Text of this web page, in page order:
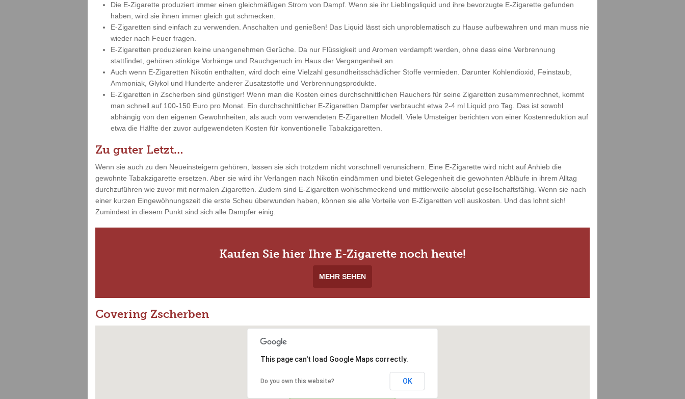
Die E-Zigarette produziert immer einen gleichmäßigen Strom von Dampf. Wenn sie ihr Lieblingsliquid und ihre bevorzugte E-Zigarette gefunden
haben, wird sie ihnen immer gleich gut schmecken.
E-Zigaretten sind einfach zu verwenden. Anschalten und genießen! Das Liquid lässt sich unproblematisch zu Hause aufbewahren und man muss nie
wieder nach Feuer fragen.
E-Zigaretten produzieren keine unangenehmen Gerüche. Da nur Flüssigkeit und Aromen verdampft werden, ohne dass eine Verbrennung
stattfindet, gehören stinkige Vorhänge und Rauchgeruch im Haus der Vergangenheit an.
Auch wenn E-Zigaretten Nikotin enthalten, wird doch eine Vielzahl gesundheitsschädlicher Stoffe vermieden. Darunter Kohlendioxid, Feinstaub,
Ammoniak, Glykol und Hunderte anderer Zusatzstoffe und Verbrennungsprodukte.
E-Zigaretten in Zscherben sind günstiger! Wenn man die Kosten eines durchschnittlichen Rauchers für seine Zigaretten zusammenrechnet, kommt
man schnell auf 100-150 Euro pro Monat. Ein durchschnittlicher E-Zigaretten Dampfer verbraucht etwa 2-4 ml Liquid pro Tag. Das ist sowohl
abhängig von den eigenen Gewohnheiten, als auch vom verwendeten E-Zigaretten Modell. Viele Umsteiger berichten von einer Kostenreduktion auf
etwa die Hälfte der zuvor aufgewendeten Kosten für konventionelle Tabakzigaretten.
Zu guter Letzt…
Wenn sie auch zu den Neueinsteigern gehören, lassen sie sich trotzdem nicht vorschnell verunsichern. Eine E-Zigarette wird nicht auf Anhieb die
gewohnte Tabakzigarette ersetzen. Aber sie wird ihr Verlangen nach Nikotin eindämmen und bietet Gelegenheit die gewohnten Abläufe in ihrem Alltag
durchzuführen wie zuvor mit normalen Zigaretten. Zudem sind E-Zigaretten wohlschmeckend und mittlerweile absolut gesellschaftsfähig. Wenn sie nach
einer kurzen Eingewöhnungszeit die erste Scheu überwunden haben, können sie alle Vorteile von E-Zigaretten voll auskosten. Und das lohnt sich!
Zumindest in diesem Punkt sind sich alle Dampfer einig.
Kaufen Sie hier Ihre E-Zigarette noch heute!
MEHR SEHEN
Covering Zscherben
This page can't load Google Maps correctly.
Do you own this website? OK